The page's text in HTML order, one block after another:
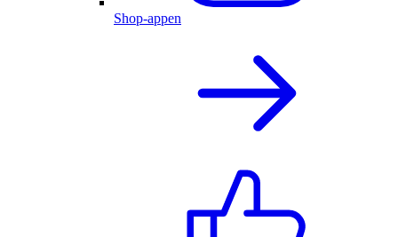
Shop-appen